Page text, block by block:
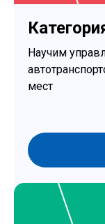
Научим
мест